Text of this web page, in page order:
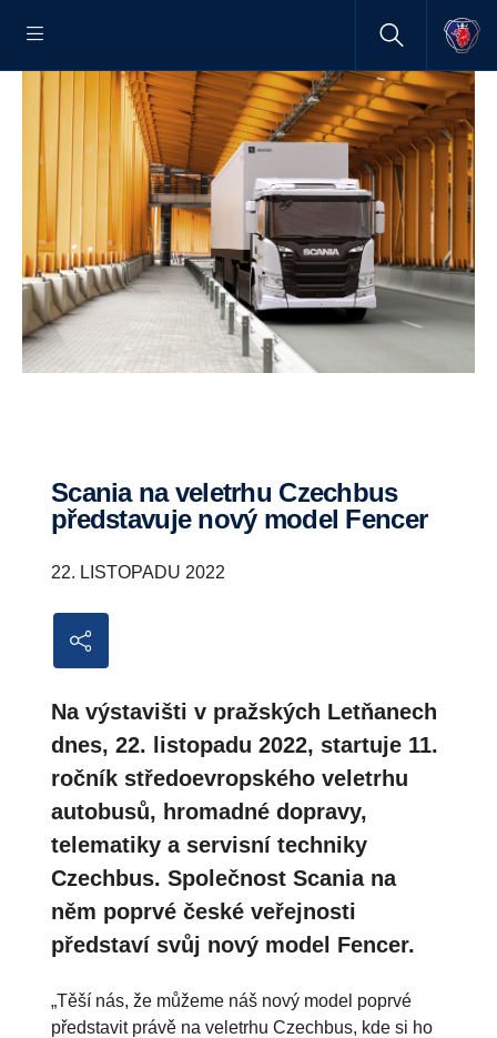
Scania na veletrhu Czechbus
představuje nový model Fencer
22. LISTOPADU 2022
Na výstavišti v pražských Letňanech
dnes, 22. listopadu 2022, startuje 11.
ročník středoevropského veletrhu
autobusů, hromadné dopravy,
telematiky a servisní techniky
Czechbus. Společnost Scania na
něm poprvé české veřejnosti
představí svůj nový model Fencer.
„Těší nás, že můžeme náš nový model poprvé
představit právě na veletrhu Czechbus, kde si ho